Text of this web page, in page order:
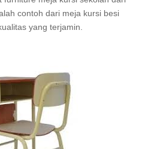
contoh dari meja kursi besi
yang terjamin.